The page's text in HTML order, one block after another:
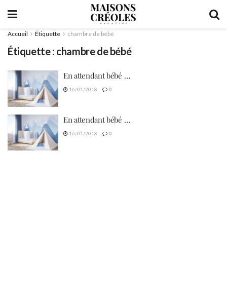
Accueil Étiquette chambre de bébé
Étiquette : chambre de bébé
En attendant bébé …
16/01/2018 0
En attendant bébé …
16/01/2018 0